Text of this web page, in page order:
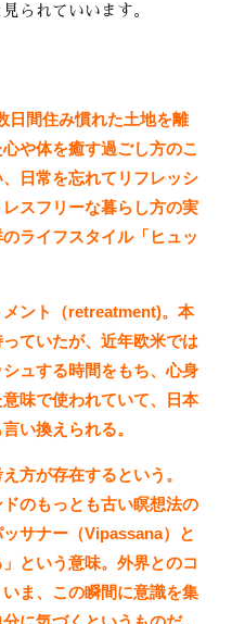
られていいます。
日間住み慣れた土地を離
や体を癒す過ごし方のこ
日常を忘れてリフレッシ
スフリーな暮らし方の実
ライフスタイル「ヒュッ
メント（retreatment)。本
ていたが、近年欧米では
シュする時間をもち、心身
味で使われていて、日本
い換えられる。
方が存在するという。
ドのもっとも古い瞑想法の
サナー（Vipassana）と
という意味。外界とのコ
ま、この瞬間に意識を集